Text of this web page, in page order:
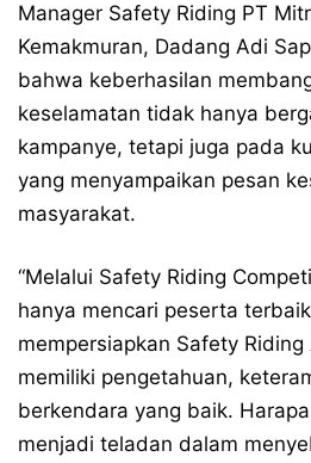
Manager Safety Riding PT
Kemakmuran, Dadang Adi
bahwa keberhasilan
keselamatan tidak hanya
kampanye, tetapi juga pada
yang menyampaikan pesan
masyarakat.
“Melalui Safety Riding
hanya mencari peserta
mempersiapkan Safety
memiliki pengetahuan,
berkendara yang baik.
menjadi teladan dalam